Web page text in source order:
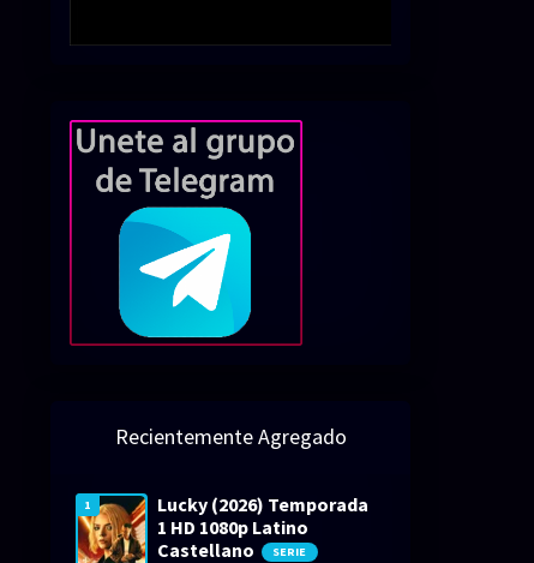
Recientemente Agregado
1
Lucky (2026) Temporada
1 HD 1080p Latino
Castellano
SERIE